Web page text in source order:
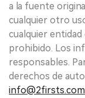
a la fuente
cualquier otro
cualquier
prohibido. Los
responsables.
derechos de
info@2firsts.com